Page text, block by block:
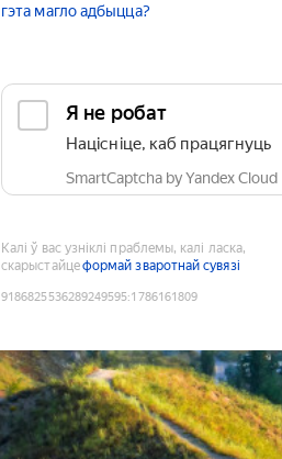
гэта магло адбыцца?
Я не робат
Націсніце, каб працягнуць
SmartCaptcha by Yandex Cloud
Калі ў вас узніклі праблемы, калі ласка,
скарыстайцеформай зваротнай сувязі
9186825536289249595:1786161809